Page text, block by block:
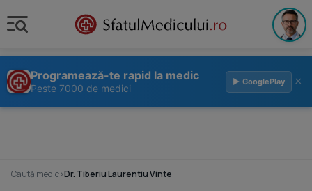
Programează-te rapid la medic
Peste 7000 de medici
▶ GooglePlay ×
Caută medic›Dr. Tiberiu Laurentiu Vinte